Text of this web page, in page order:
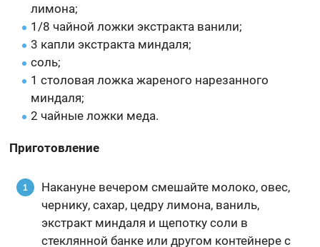
лимона;
1/8 чайной ложки экстракта ванили;
3 капли экстракта миндаля;
соль;
1 столовая ложка жареного нарезанного
миндаля;
2 чайные ложки меда.
Приготовление
Накануне вечером смешайте молоко, овес,
чернику, сахар, цедру лимона, ваниль,
экстракт миндаля и щепотку соли в
стеклянной банке или другом контейнере с